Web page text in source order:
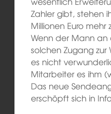
Zahler gibt, stehen
Millionen Euro mehr
Wenn der Mann an
solchen Zugang
es nicht
Mitarbeiter es ihm
Das neue
erschöpft sich in